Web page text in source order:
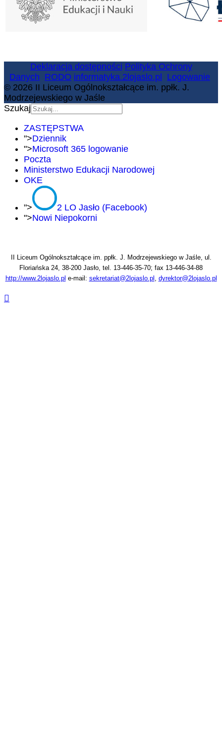
Deklaracja dostępności Polityka Ochrony
Danych RODO informatyka.2lojaslo.pl
Logowanie
© 2026 II Liceum Ogólnokształcące im. ppłk. J.
Modrzejewskiego w Jaśle
Szukaj
ZASTĘPSTWA
">Dziennik
">Microsoft 365 logowanie
Poczta
Ministerstwo Edukacji Narodowej
OKE
">
2 LO Jasło (Facebook)
">Nowi Niepokorni
II Liceum Ogólnokształcące im. ppłk. J. Modrzejewskiego w Jaśle, ul.
Floriańska 24, 38-200 Jasło, tel. 13-446-35-70; fax 13-446-34-88
http://www.2lojaslo.pl e-mail: sekretariat@2lojaslo.pl , dyrektor@2lojaslo.pl